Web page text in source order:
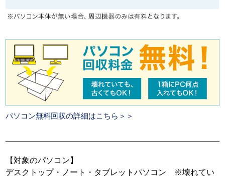
パソコン無料回収の詳細はこちら＞＞
【対象のパソコン】
デスクトップ・ノート・タブレットパソコン ※壊れてい